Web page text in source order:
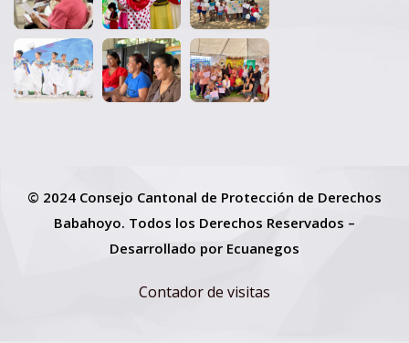
© 2024 Consejo Cantonal de Protección de Derechos
Babahoyo. Todos los Derechos Reservados –
Desarrollado por Ecuanegos
Contador de visitas